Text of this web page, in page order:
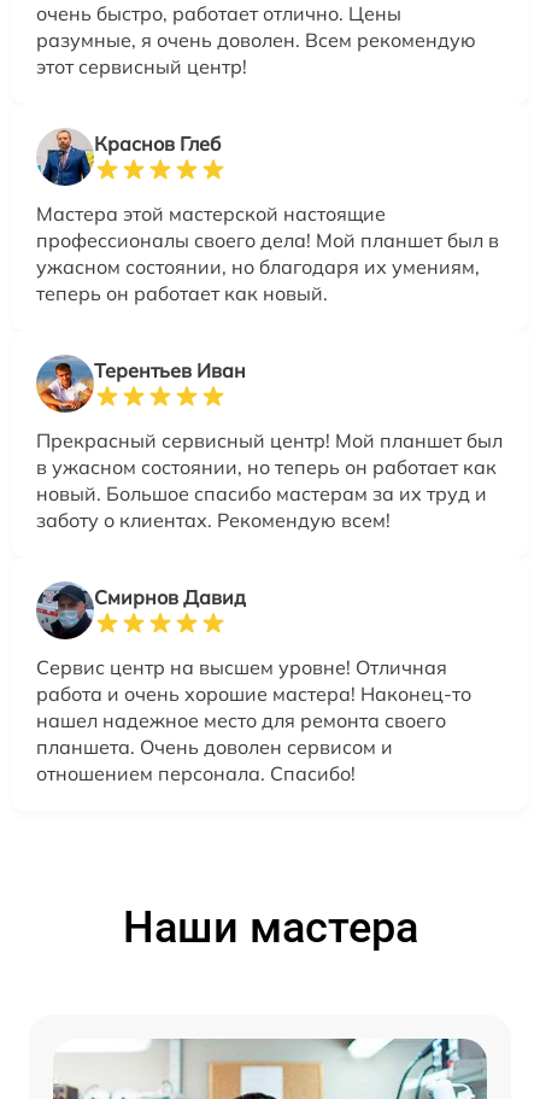
очень быстро, работает отлично. Цены
разумные, я очень доволен. Всем рекомендую
этот сервисный центр!
Краснов Глеб
Мастера этой мастерской настоящие
профессионалы своего дела! Мой планшет был в
ужасном состоянии, но благодаря их умениям,
теперь он работает как новый.
Терентьев Иван
Прекрасный сервисный центр! Мой планшет был
в ужасном состоянии, но теперь он работает как
новый. Большое спасибо мастерам за их труд и
заботу о клиентах. Рекомендую всем!
Смирнов Давид
Сервис центр на высшем уровне! Отличная
работа и очень хорошие мастера! Наконец-то
нашел надежное место для ремонта своего
планшета. Очень доволен сервисом и
отношением персонала. Спасибо!
Наши мастера